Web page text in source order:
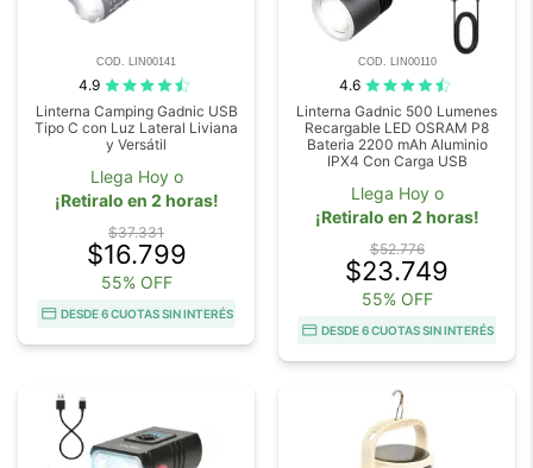
COD. LIN00141
4.9
Linterna Camping Gadnic USB
Tipo C con Luz Lateral Liviana
y Versátil
Llega Hoy o
¡Retiralo en 2 horas!
$37.331
$16.799
55% OFF
DESDE 6 CUOTAS SIN INTERÉS
COD. LIN00110
4.6
Linterna Gadnic 500 Lumenes
Recargable LED OSRAM P8
Bateria 2200 mAh Aluminio
IPX4 Con Carga USB
Llega Hoy o
¡Retiralo en 2 horas!
$52.776
$23.749
55% OFF
DESDE 6 CUOTAS SIN INTERÉS